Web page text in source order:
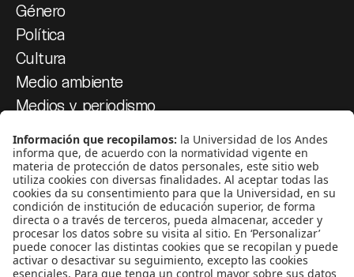
Género
Política
Cultura
Medio ambiente
Medios y periodismo
Movilización social
¿Quiénes somos?
Podcasts
Ediciones especiales